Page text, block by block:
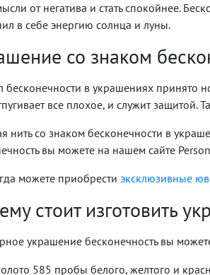
от негатива и стать спокойнее.
в себе энергию солнца и луны.
со знаком
бесконечности в украшениях принято
все плохое, и служит защитой.
нить со знаком бесконечности в
вы можете на нашем сайте
можете приобрести эксклюзивные
стоит изготовить
украшение бесконечность вы
585 пробы белого, желтого и